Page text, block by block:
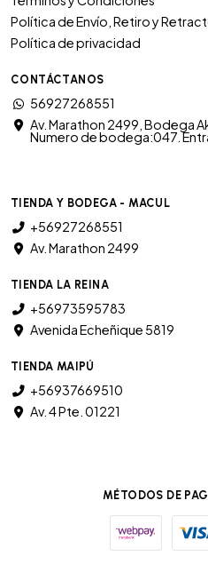
Política de Envío, Retiro y
Política de privacidad
CONTÁCTANOS
56927268551
Av. Marathon 2499, Bodega
Numero de bodega:047.
TIENDA Y BODEGA - MACUL
+56927268551
Av. Marathon 2499
TIENDA LA REINA
+56973595783
Avenida Echeñique 5819
TIENDA MAIPÚ
+56937669510
Av. 4 Pte. 01221
MÉTODOS DE